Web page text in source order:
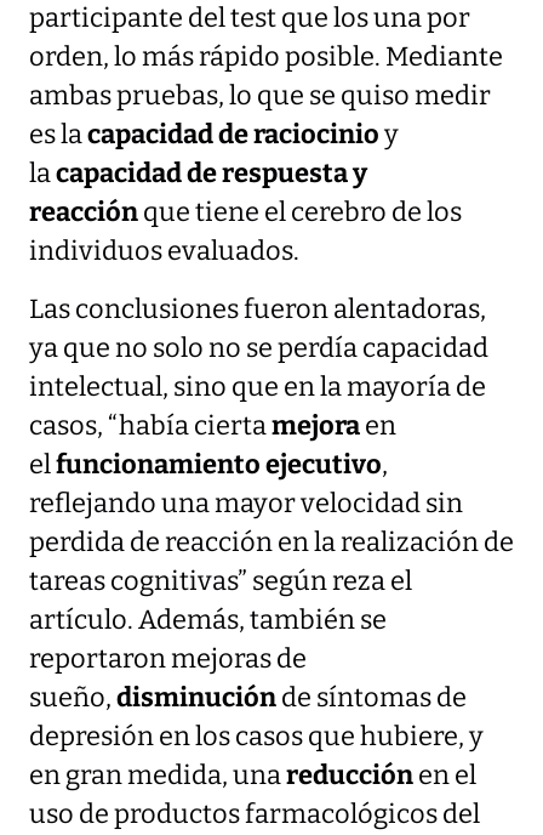
participante del test que los una por
orden, lo más rápido posible. Mediante
ambas pruebas, lo que se quiso medir
es lacapacidad de raciocinioy
lacapacidad de respuesta y
reacciónque tiene el cerebro de los
individuos evaluados.
Las conclusiones fueron alentadoras,
ya que no solo no se perdía capacidad
intelectual, sino que en la mayoría de
casos, “había ciertamejoraen
elfuncionamiento ejecutivo,
reflejando una mayor velocidad sin
perdida de reacción en la realización de
tareas cognitivas” según reza el
artículo. Además, también se
reportaron mejoras de
sueño,disminuciónde síntomas de
depresión en los casos que hubiere, y
en gran medida, unareducciónen el
uso de productos farmacológicos del